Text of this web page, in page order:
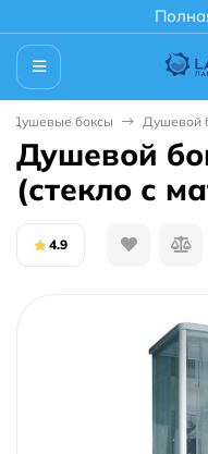
Душевые боксы Душевой
Душевой
(стекло с
4.9